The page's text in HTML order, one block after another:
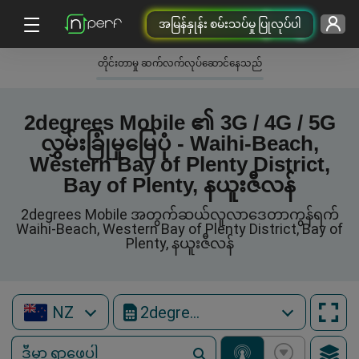
အမြန်နှုန်း စမ်းသပ်မှု ပြုလုပ်ပါ
တိုင်းတာမှု ဆက်လက်လုပ်ဆောင်နေသည်
2degrees Mobile ၏ 3G / 4G / 5G
လွှမ်းခြုံမှုမြေပုံ - Waihi-Beach,
Western Bay of Plenty District,
Bay of Plenty, နယူးဇီလန်
2degrees Mobile အတွက်ဆယ်လူလာဒေတာကွန်ရက်
Waihi-Beach, Western Bay of Plenty District, Bay of
Plenty, နယူးဇီလန်
NZ 2degrees Mobile